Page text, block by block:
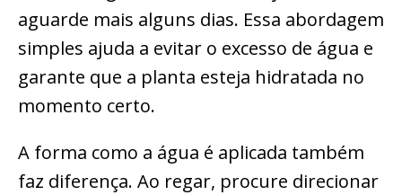
aguarde mais alguns dias. Essa abordagem
simples ajuda a evitar o excesso de água e
garante que a planta esteja hidratada no
momento certo.
A forma como a água é aplicada também
faz diferença. Ao regar, procure direcionar